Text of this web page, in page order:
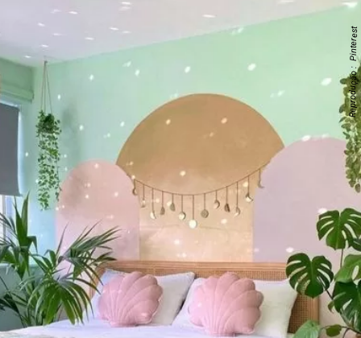
Reprodução : Pinterest